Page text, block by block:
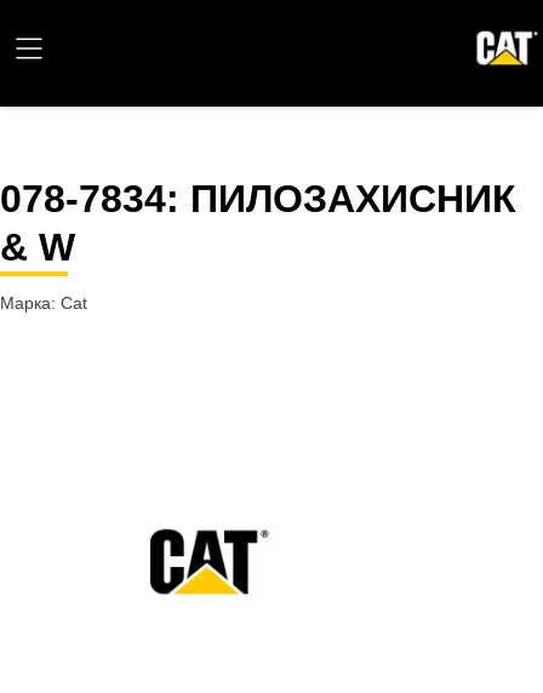
078-7834: ПИЛОЗАХИСНИК
& W
Марка: Cat